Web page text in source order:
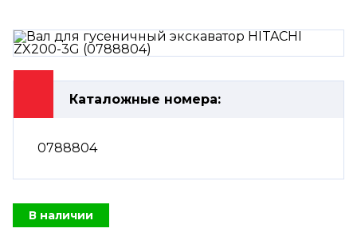
Каталожные номера:
0788804
В наличии